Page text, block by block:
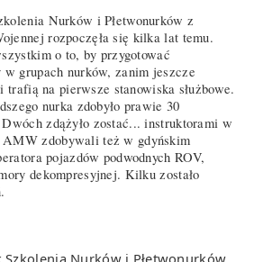
Nurków i Płetwonurków z
rozpoczęła się kilka lat temu.
o to, by przygotować
w grupach nurków, zanim jeszcze
na pierwsze stanowiska służbowe.
nurka zdobyło prawie 30
zdążyło zostać... instruktorami w
AMW zdobywali też w gdyńskim
pojazdów podwodnych ROV,
dekompresyjnej. Kilku zostało
Nurków i Płetwonurków